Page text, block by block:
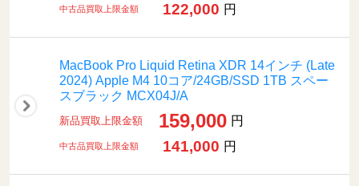
中古品買取上限金額 122,000 円
MacBook Pro Liquid Retina XDR 14インチ (Late
2024) Apple M4 10コア/24GB/SSD 1TB スペー
スブラック MCX04J/A
新品買取上限金額 159,000 円
中古品買取上限金額 141,000 円